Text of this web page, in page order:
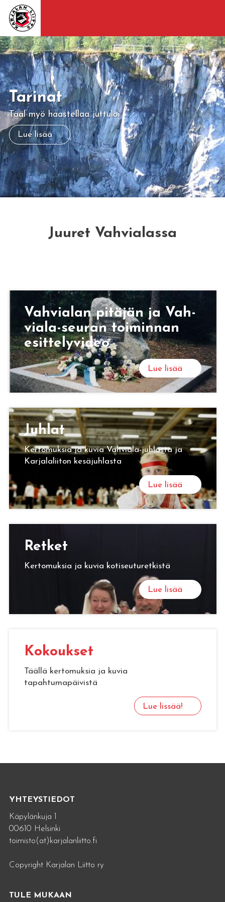
Tarinat
Tääl myö haastellaa juttuloi
Lue lisää
Juuret Vahvialassa
Vah­via­lan pi­tä­jän ja Vah­
via­la-seu­ran toi­min­nan
esit­te­ly­vi­deo
Lue lisää
Juh­lat
Kertomuksia ja kuvia Vahviala-juhlasta ja
Karjalaliiton kesäjuhlasta
Lue lisää
Ret­ket
Kertomuksia ja kuvia kotiseuturetkistä
Lue lisää
Ko­kouk­set
Täällä kertomuksia ja kuvia
tapahtumapäivistä
Lue lissää!
YHTEYSTIEDOT
Käpylänkuja 1
00610 Helsinki
toimisto(at)karjalanliitto.fi
Copyright Karjalan Liitto ry
TULE MUKAAN